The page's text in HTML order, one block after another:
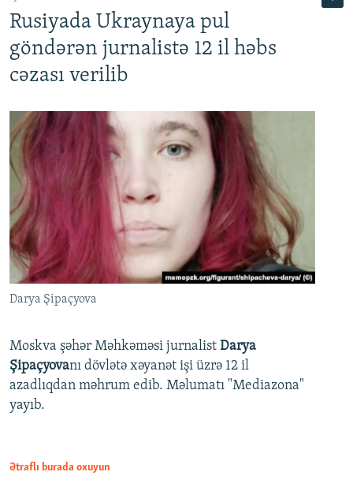
Rusiyada Ukraynaya pul
göndərən jurnalistə 12 il həbs
cəzası verilib
Darya Şipaçyova
Moskva şəhər Məhkəməsi jurnalist Darya
Şipaçyovanı dövlətə xəyanət işi üzrə 12 il
azadlıqdan məhrum edib. Məlumatı "Mediazona"
yayıb.
Ətraflı burada oxuyun